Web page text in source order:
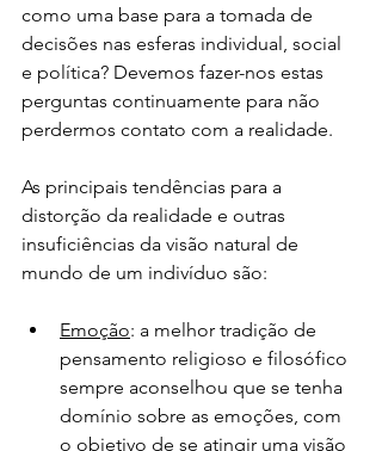
como uma base para a tomada de
decisões nas esferas individual, social
e política? Devemos fazer-nos estas
perguntas continuamente para não
perdermos contato com a realidade.
As principais tendências para a
distorção da realidade e outras
insuficiências da visão natural de
mundo de um indivíduo são:
Emoção: a melhor tradição de
pensamento religioso e filosófico
sempre aconselhou que se tenha
domínio sobre as emoções, com
o objetivo de se atingir uma visão